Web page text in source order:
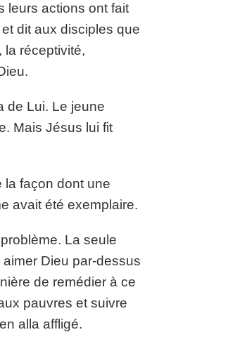
leurs actions ont fait
dit aux disciples que
la réceptivité,
de Lui. Le jeune
Mais Jésus lui fit
la façon dont une
avait été exemplaire.
La seule
Dieu par-dessus
de remédier à ce
pauvres et suivre
alla affligé.